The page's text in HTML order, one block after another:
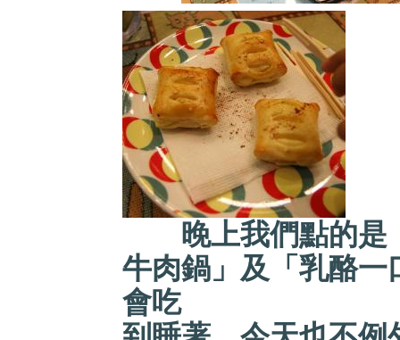
晚上我們點的是
牛肉鍋」及「乳酪
會吃